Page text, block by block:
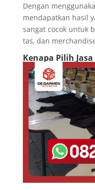
Dengan
mendapatkan hasil
sangat cocok untuk
tas, dan
Kenapa Pilih